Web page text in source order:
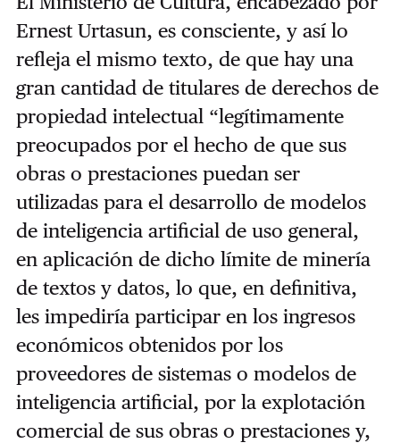
Ernest Urtasun, es consciente, y así lo
refleja el mismo texto, de que hay una
gran cantidad de titulares de derechos de
propiedad intelectual “legítimamente
preocupados por el hecho de que sus
obras o prestaciones puedan ser
utilizadas para el desarrollo de modelos
de inteligencia artificial de uso general,
en aplicación de dicho límite de minería
de textos y datos, lo que, en definitiva,
les impediría participar en los ingresos
económicos obtenidos por los
proveedores de sistemas o modelos de
inteligencia artificial, por la explotación
comercial de sus obras o prestaciones y,